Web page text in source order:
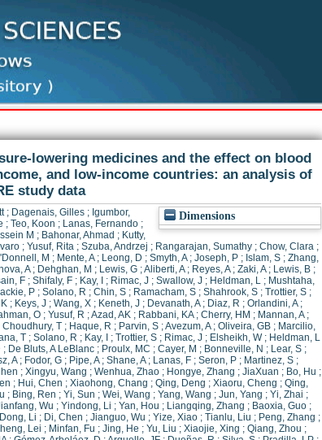
lowering medicines and the effect on blood
and low-income countries: an analysis of
study data
Dimensions
; Dagenais, Gilles; Igumbor,
; Teo, Koon ; Lanas, Fernando ;
M ; Bahonar, Ahmad ; Kutty,
; Yusuf, Rita; Szuba, Andrzej ; Rangarajan, Sumathy; Chow, Clara;
M ; Mente, A; Leong, D ; Smyth, A; Joseph, P ; Islam, S ; Zhang,
A; Dehghan, M ; Lewis, G;Aliberti, A; Reyes, A; Zaki, A; Lewis, B;
F; Shifaly, F; Kay, I ; Rimac, J; Swallow, J; Heldman, L; Mushtaha,
P; Solano, R ; Chin, S; Ramacham, S; Shahrook, S; Trottier, S;
; Keys, J ; Wang, X ; Keneth, J ; Devanath, A; Diaz, R ; Orlandini, A;
O; Yusuf, R ;Azad, AK; Rabbani, KA; Cherry, HM ; Mannan, A;
Choudhury, T; Haque, R ; Parvin, S;Avezum, A; Oliveira, GB; Marcilio,
T ; Solano, R ; Kay, I ; Trottier, S ; Rimac, J ; Elsheikh, W; Heldman, L
; De Bluts, A LeBlanc ; Proulx, MC ; Cayer, M ; Bonneville, N ; Lear, S ;
A; Fodor, G ; Pipe, A; Shane, A; Lanas, F ; Seron, P ; Martinez, S ;
; Xingyu, Wang ; Wenhua, Zhao ; Hongye, Zhang ; JiaXuan ; Bo, Hu ;
; Hui, Chen ; Xiaohong, Chang ; Qing, Deng ; Xiaoru, Cheng ; Qing,
; Bing, Ren ; Yi, Sun ; Wei, Wang ; Yang, Wang ; Jun, Yang ; Yi, Zhai ;
Wu ; Yindong, Li ; Yan, Hou ; Liangqing, Zhang ; Baoxia, Guo ;
Dong, Li ; Di, Chen ; Jianguo, Wu ; Yize, Xiao ; Tianlu, Liu ; Peng, Zhang ;
Lei ; Minfan, Fu ; Jing, He ; Yu, Liu ; Xiaojie, Xing ; Qiang, Zhou ;